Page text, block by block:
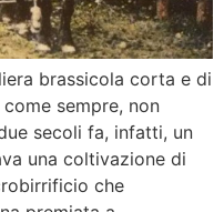
brassicola corta e di
sempre, non
secoli fa, infatti, un
una coltivazione di
che